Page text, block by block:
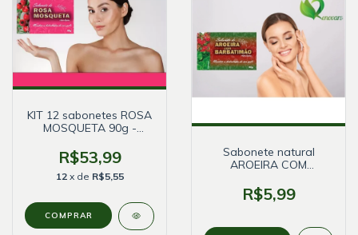
KIT 12 sabonetes ROSA
MOSQUETA 90g -
R$53,99
12 x de R$5,55
Sabonete natural
AROEIRA COM
Bionature
R$5,99